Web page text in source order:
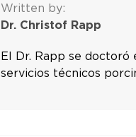
Written by:
Dr. Christof Rapp
El Dr. Rapp se doctoró
servicios técnicos